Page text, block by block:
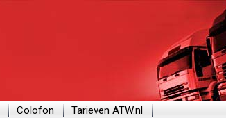
Colofon Tarieven ATW.nl